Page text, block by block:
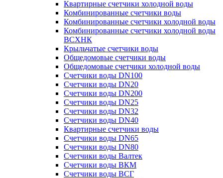
Квартирные счетчики холодной воды
Комбинированные счетчики воды
Комбинированные счетчики холодной воды
Комбинированные счетчики холодной воды
ВСХНК
Крыльчатые счетчики воды
Общедомовые счетчики воды
Общедомовые счетчики холодной воды
Счетчики воды DN100
Счетчики воды DN20
Счетчики воды DN200
Счетчики воды DN25
Счетчики воды DN32
Счетчики воды DN40
Квартирные счетчики воды
Счетчики воды DN65
Счетчики воды DN80
Счетчики воды Валтек
Счетчики воды ВКМ
Счетчики воды ВСГ